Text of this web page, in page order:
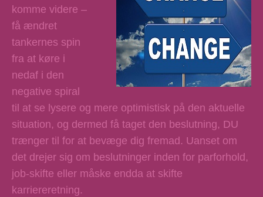
komme videre –
få ændret
tankernes spin
fra at køre i
nedaf i den
negative spiral
til at se lysere og mere optimistisk på den aktuelle
situation, og dermed få taget den beslutning, DU
trænger til for at bevæge dig fremad. Uanset om
det drejer sig om beslutninger inden for parforhold,
job-skifte eller måske endda at skifte
karriereretning.